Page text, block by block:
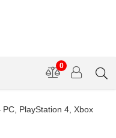
0
PlayStation 4, Xbox